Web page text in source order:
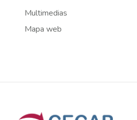
Multimedias
Mapa web